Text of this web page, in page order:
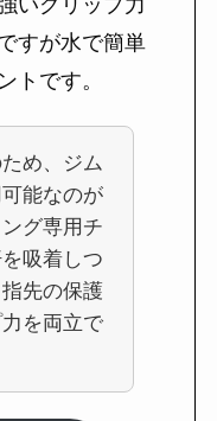
いグリップ力
すが水で簡単
トです。
め、ジム
能なのが
グ専用チ
吸着しつ
先の保護
を両立で